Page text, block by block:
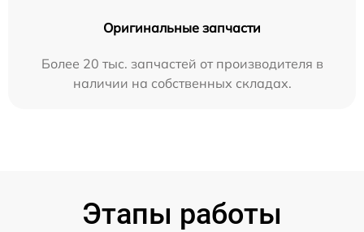
Оригинальные запчасти
Более 20 тыс. запчастей от производителя в
наличии на собственных складах.
Этапы работы